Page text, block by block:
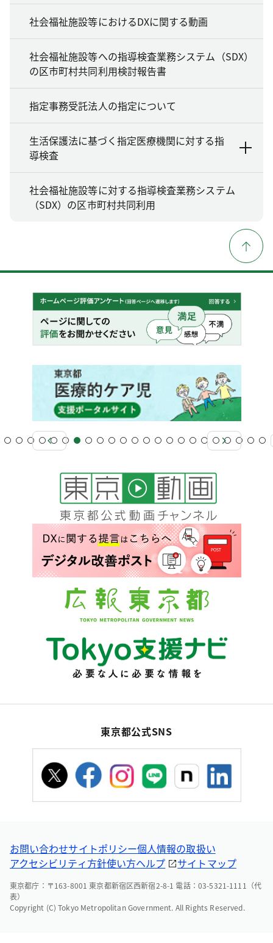
社会福祉施設等におけるDXに関する動画
社会福祉施設等への指導検査業務システム（SDX）
の区市町村共同利用検討報告書
指定事務受託法人の指定について
生活保護法に基づく指定医療機関に対する指
導検査
社会福祉施設等に対する指導検査業務システム
（SDX）の区市町村共同利用
東京都公式SNS
お問い合わせサイトポリシー個人情報の取扱い
アクセシビリティ方針使い方ヘルプ サイトマップ
東京都庁：〒163-8001 東京都新宿区西新宿2-8-1 電話：03-5321-1111（代
表）
Copyright (C) Tokyo Metropolitan Government. All Rights Reserved.